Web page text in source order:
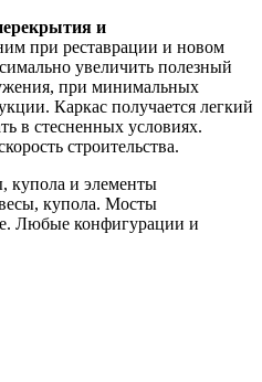
и
при реставрации и новом
увеличить полезный
при минимальных
Каркас получается легкий
в стесненных условиях.
строительства.
купола и элементы
купола. Мосты
Любые конфигурации и